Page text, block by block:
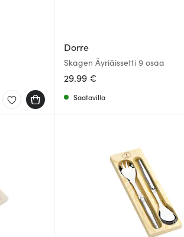
Dorre
Skagen Äyriäissetti 9 osaa
29.99 €
Saatavilla